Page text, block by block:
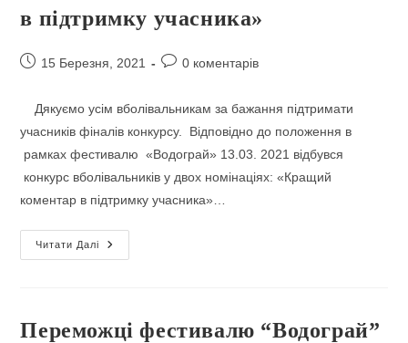
в підтримку учасника»
Запис15 Березня, 2021
Коментарі
0 коментарів
Дякуємо усім вболівальникам за бажання підтримати
учасників фіналів конкурсу. Відповідно до положення в
рамках фестивалю «Водограй» 13.03. 2021 відбувся
конкурс вболівальників у двох номінаціях: «Кращий
коментар в підтримку учасника»…
Читати Далі
Номінація
«Найкращий
Переможці фестивалю “Водограй”